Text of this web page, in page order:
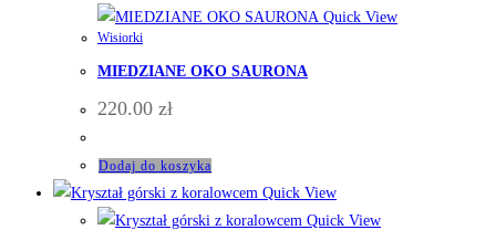
Quick View
Wisiorki
MIEDZIANE OKO SAURONA
220.00 zł
Dodaj do koszyka
Quick View
Quick View